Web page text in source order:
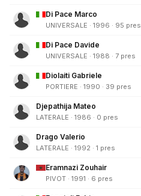
Di Pace Marco
UNIVERSALE · 1996 · 95 pres
Di Pace Davide
UNIVERSALE · 1988 · 7 pres
Diolaiti Gabriele
PORTIERE · 1990 · 39 pres
Djepathija Mateo
LATERALE · 1986 · 0 pres
Drago Valerio
LATERALE · 1992 · 1 pres
Eramnazi Zouhair
PIVOT · 1991 · 6 pres